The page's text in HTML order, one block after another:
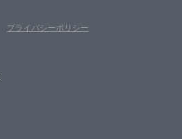
プライバシーポリシー